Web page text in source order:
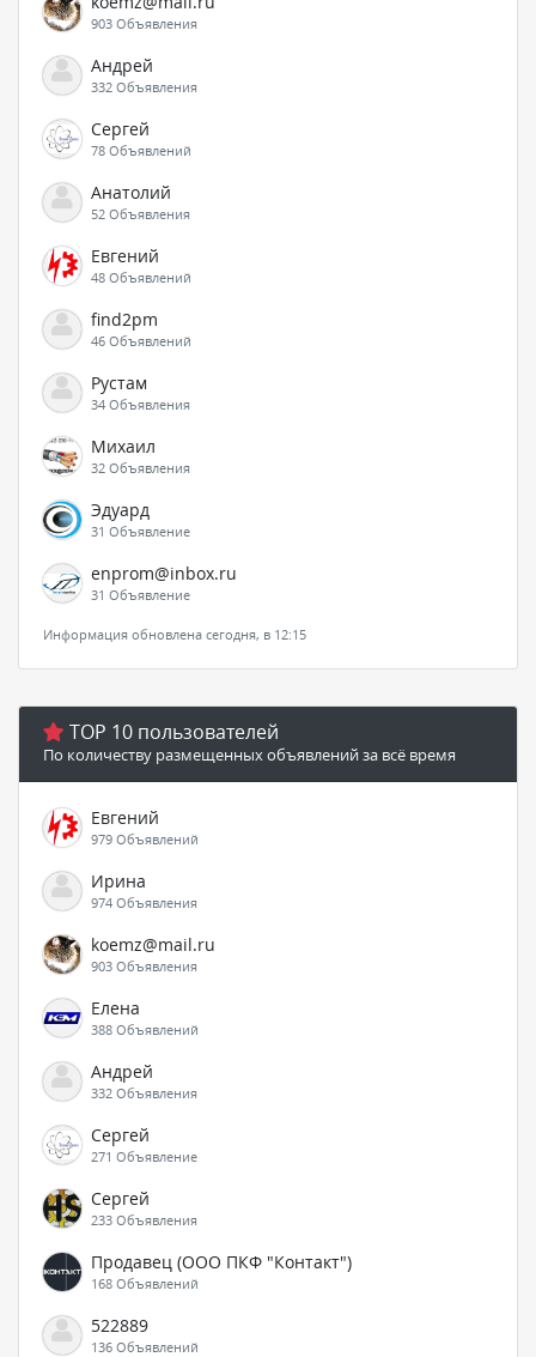
903 Объявления
Андрей
332 Объявления
Сергей
78 Объявлений
Анатолий
52 Объявления
Евгений
48 Объявлений
find2pm
46 Объявлений
Рустам
34 Объявления
Михаил
32 Объявления
Эдуард
31 Объявление
enprom@inbox.ru
31 Объявление
Информация обновлена сегодня, в 12:15
TOP 10 пользователей
По количеству размещенных объявлений за всё время
Евгений
979 Объявлений
Ирина
974 Объявления
koemz@mail.ru
903 Объявления
Елена
388 Объявлений
Андрей
332 Объявления
Сергей
271 Объявление
Сергей
233 Объявления
Продавец (ООО ПКФ "Контакт")
168 Объявлений
522889
136 Объявлений